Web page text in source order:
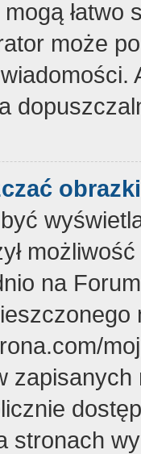
może
na
stronach